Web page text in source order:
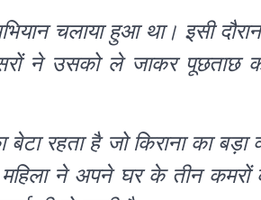
चलाया हुआ था। इसी
ने उसको ले जाकर पूछताछ
रहता है जो किराना का बड़ा
ने अपने घर के तीन कमरों